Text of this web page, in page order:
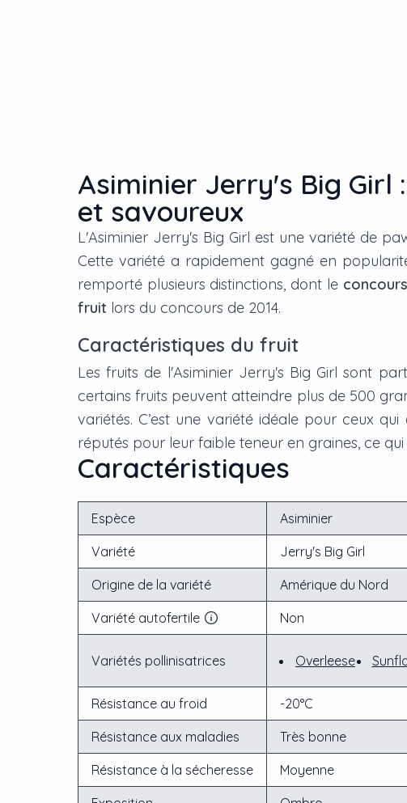
Asiminier Jerry's Big
et savoureux
L'Asiminier Jerry's Big Girl est une variété de
Cette variété a rapidement gagné en
remporté plusieurs distinctions, dont le
fruit lors du concours de 2014.
Caractéristiques du fruit
Les fruits de l'Asiminier Jerry's Big Girl sont
certains fruits peuvent atteindre plus de 500
variétés. C’est une variété idéale pour ceux
réputés pour leur faible teneur en graines, ce
Caractéristiques
Espèce Asiminier
Variété Jerry's Big Girl
Origine de la variété Amérique du Nord
Variété autofertile Non
Variétés pollinisatrices Overleese
Résistance au froid -20°C
Résistance aux maladies Très bonne
Résistance à la sécheresse Moyenne